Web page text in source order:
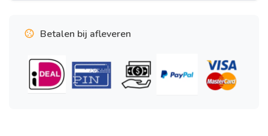
Betalen bij afleveren